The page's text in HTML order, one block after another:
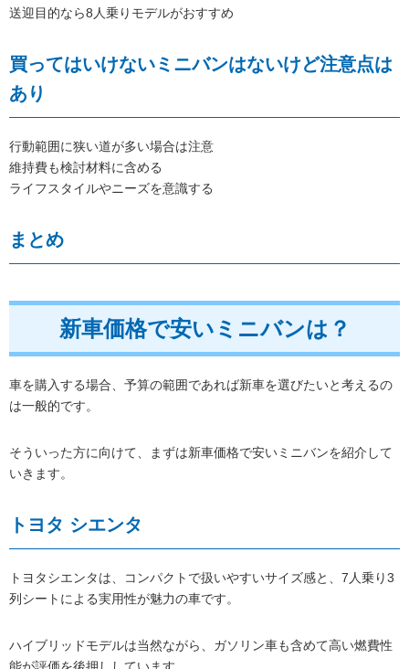
送迎目的なら8人乗りモデルがおすすめ
買ってはいけないミニバンはないけど注意点は
あり
行動範囲に狭い道が多い場合は注意
維持費も検討材料に含める
ライフスタイルやニーズを意識する
まとめ
新車価格で安いミニバンは？
車を購入する場合、予算の範囲であれば新車を選びたいと考えるの
は一般的です。
そういった方に向けて、まずは新車価格で安いミニバンを紹介して
いきます。
トヨタ シエンタ
トヨタシエンタは、コンパクトで扱いやすいサイズ感と、7人乗り3
列シートによる実用性が魅力の車です。
ハイブリッドモデルは当然ながら、ガソリン車も含めて高い燃費性
能が評価を後押ししています。